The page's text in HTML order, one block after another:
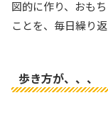
図的に作り、おも
ことを、毎日繰り返
歩き方が、、、